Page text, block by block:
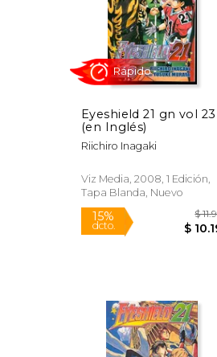
15%
dcto.
Eyeshield 21 gn vol 23
(en Inglés)
Riichiro Inagaki
Viz Media, 2008, 1 Edición,
Tapa Blanda, Nuevo
Rápido